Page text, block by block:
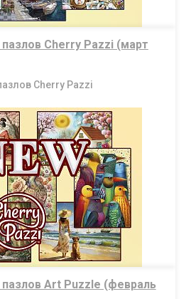
Cherry Pazzi (март
Cherry Pazzi
Art Puzzle (февраль